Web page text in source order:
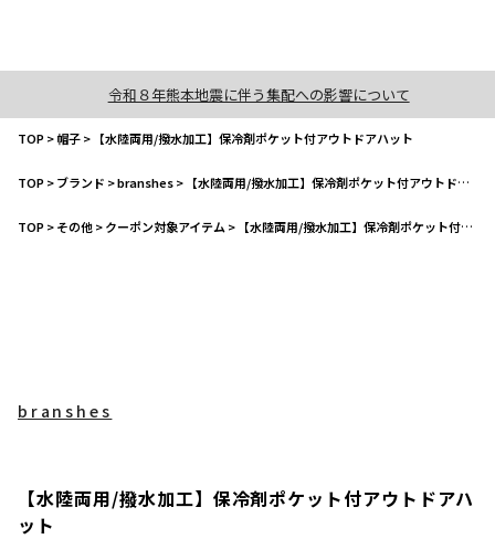
令和８年熊本地震に伴う集配への影響について
TOP>帽子> 【水陸両用/撥水加工】保冷剤ポケット付アウトドアハット
TOP>ブランド >branshes> 【水陸両用/撥水加工】保冷剤ポケット付アウトドアハット
TOP>その他>クーポン対象アイテム > 【水陸両用/撥水加工】保冷剤ポケット付アウトドアハット
branshes
【水陸両用/撥水加工】保冷剤ポケット付アウトドアハ
ット